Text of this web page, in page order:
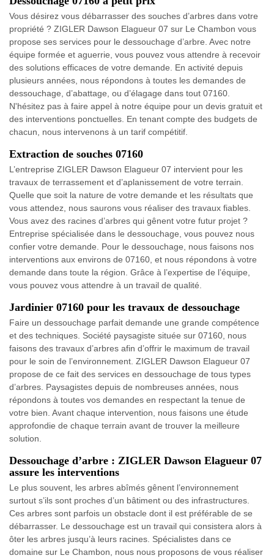
Vous désirez vous débarrasser des souches d’arbres dans votre
propriété ? ZIGLER Dawson Elagueur 07 sur Le Chambon vous
propose ses services pour le dessouchage d’arbre. Avec notre
équipe formée et aguerrie, vous pouvez vous attendre à recevoir
des solutions efficaces de votre demande. En activité depuis
plusieurs années, nous répondons à toutes les demandes de
dessouchage, d’abattage, ou d’élagage dans tout 07160.
N'hésitez pas à faire appel à notre équipe pour un devis gratuit et
des interventions ponctuelles. En tenant compte des budgets de
chacun, nous intervenons à un tarif compétitif.
Extraction de souches 07160
L’entreprise ZIGLER Dawson Elagueur 07 intervient pour les
travaux de terrassement et d’aplanissement de votre terrain.
Quelle que soit la nature de votre demande et les résultats que
vous attendez, nous saurons vous réaliser des travaux fiables.
Vous avez des racines d’arbres qui gênent votre futur projet ?
Entreprise spécialisée dans le dessouchage, vous pouvez nous
confier votre demande. Pour le dessouchage, nous faisons nos
interventions aux environs de 07160, et nous répondons à votre
demande dans toute la région. Grâce à l’expertise de l’équipe,
vous pouvez vous attendre à un travail de qualité.
Jardinier 07160 pour les travaux de dessouchage
Faire un dessouchage parfait demande une grande compétence
et des techniques. Société paysagiste située sur 07160, nous
faisons des travaux d’arbres afin d’offrir le maximum de travail
pour le soin de l’environnement. ZIGLER Dawson Elagueur 07
propose de ce fait des services en dessouchage de tous types
d’arbres. Paysagistes depuis de nombreuses années, nous
répondons à toutes vos demandes en respectant la tenue de
votre bien. Avant chaque intervention, nous faisons une étude
approfondie de chaque terrain avant de trouver la meilleure
solution.
Dessouchage d’arbre : ZIGLER Dawson Elagueur 07
assure les interventions
Le plus souvent, les arbres abîmés gênent l’environnement
surtout s’ils sont proches d’un bâtiment ou des infrastructures.
Ces arbres sont parfois un obstacle dont il est préférable de se
débarrasser. Le dessouchage est un travail qui consistera alors à
ôter les arbres jusqu’à leurs racines. Spécialistes dans ce
domaine sur Le Chambon, nous nous proposons de vous réaliser